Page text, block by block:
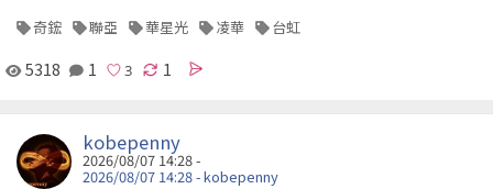
奇鋐 聯亞 華星光 凌華 台虹
5318 1 1
kobepenny
2026/08/07 14:28 -
2026/08/07 14:28 - kobepenny